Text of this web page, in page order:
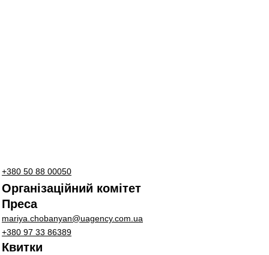
+380 50 88 00050
Організаційний комітет
Преса
mariya.chobanyan@uagency.com.ua
+380 97 33 86389
Квитки